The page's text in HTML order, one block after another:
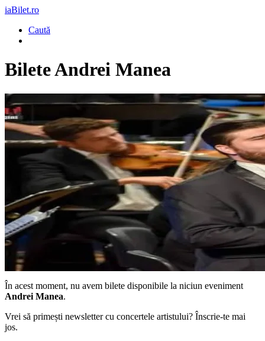
iaBilet.ro
Caută
BileteAndrei Manea
În acest moment, nu avem bilete disponibile la niciun eveniment
Andrei Manea.
Vrei să primești newsletter cu concertele artistului? Înscrie-te mai
jos.